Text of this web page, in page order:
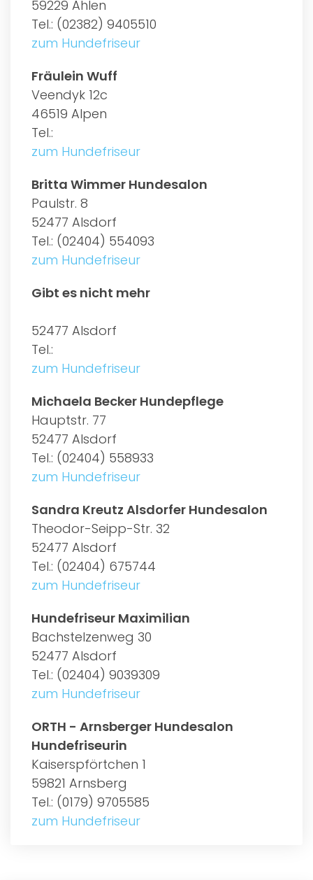
59229 Ahlen
Tel.: (02382) 9405510
zum Hundefriseur
Fräulein Wuff
Veendyk 12c
46519 Alpen
Tel.:
zum Hundefriseur
Britta Wimmer Hundesalon
Paulstr. 8
52477 Alsdorf
Tel.: (02404) 554093
zum Hundefriseur
Gibt es nicht mehr
52477 Alsdorf
Tel.:
zum Hundefriseur
Michaela Becker Hundepflege
Hauptstr. 77
52477 Alsdorf
Tel.: (02404) 558933
zum Hundefriseur
Sandra Kreutz Alsdorfer Hundesalon
Theodor-Seipp-Str. 32
52477 Alsdorf
Tel.: (02404) 675744
zum Hundefriseur
Hundefriseur Maximilian
Bachstelzenweg 30
52477 Alsdorf
Tel.: (02404) 9039309
zum Hundefriseur
ORTH - Arnsberger Hundesalon
Hundefriseurin
Kaiserspförtchen 1
59821 Arnsberg
Tel.: (0179) 9705585
zum Hundefriseur